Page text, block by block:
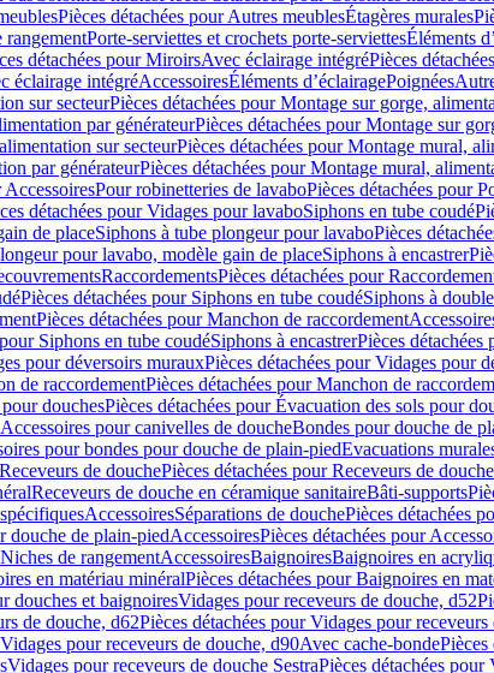
Pièces détachées pour Autres meublesÉtagères murales
rangementPorte-serviettes et crochets porte-serviettesÉléments
détachées pour MiroirsAvec éclairage intégréPièces
éclairage intégréAccessoiresÉléments d’éclairagePoignées
sur secteurPièces détachées pour Montage sur gorge,
par générateurPièces détachées pour Montage sur
sur secteurPièces détachées pour Montage mural,
par générateurPièces détachées pour Montage mural,
AccessoiresPour robinetteries de lavaboPièces détachées pour
détachées pour Vidages pour lavaboSiphons en tube coudé
de placeSiphons à tube plongeur pour lavaboPièces
pour lavabo, modèle gain de placeSiphons à encastrer
RaccordementsPièces détachées pour
Pièces détachées pour Siphons en tube coudéSiphons à
Pièces détachées pour Manchon de raccordement
Siphons en tube coudéSiphons à encastrerPièces détachées
pour déversoirs murauxPièces détachées pour Vidages pour
de raccordementPièces détachées pour Manchon de
douchesPièces détachées pour Évacuation des sols pour
pour canivelles de doucheBondes pour douche de
pour bondes pour douche de plain-piedEvacuations
Receveurs de douchePièces détachées pour Receveurs de douche
Receveurs de douche en céramique sanitaireBâti-supports
AccessoiresSéparations de douchePièces détachées
douche de plain-piedAccessoiresPièces détachées pour
de rangementAccessoiresBaignoiresBaignoires en
en matériau minéralPièces détachées pour Baignoires en
douches et baignoiresVidages pour receveurs de douche, d52
de douche, d62Pièces détachées pour Vidages pour
pour receveurs de douche, d90Avec cache-bondePièces
Vidages pour receveurs de douche SestraPièces détachées pour